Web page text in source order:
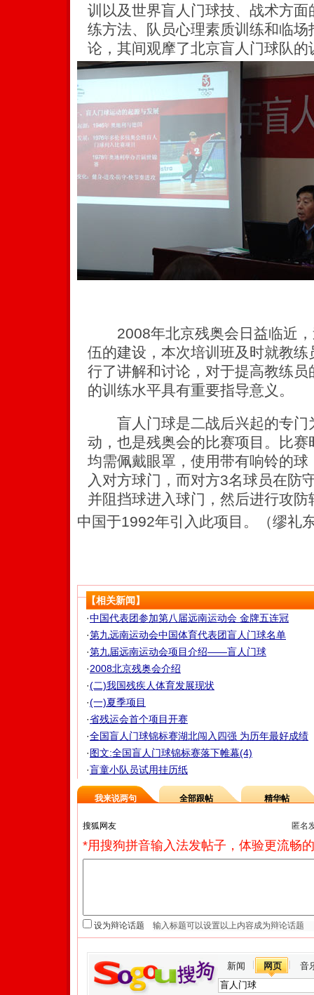
训以及世界盲人门球技、战术方
练方法、队员心理素质训练和临
论，其间观摩了北京盲人门球队的
2008年北京残奥会日益临近，
伍的建设，本次培训班及时就教
行了讲解和讨论，对于提高教练
的训练水平具有重要指导意义。
盲人门球是二战后兴起的专门
动，也是残奥会的比赛项目。比
均需佩戴眼罩，使用带有响铃的
入对方球门，而对方3名球员在防
并阻挡球进入球门，然后进行攻
中国于1992年引入此项目。（缪礼
【相关新闻】
·中国代表团参加第八届远南运动会 金牌五连冠
·第九远南运动会中国体育代表团盲人门球名单
·第九届远南运动会项目介绍——盲人门球
·2008北京残奥会介绍
·(二)我国残疾人体育发展现状
·(一)夏季项目
·省残运会首个项目开赛
·全国盲人门球锦标赛湖北闯入四强 为历年最好成绩
·图文:全国盲人门球锦标赛落下帷幕(4)
·盲童小队员试用挂历纸
我来说两句 全部跟帖 精华帖
匿名
*用搜狗拼音输入法发帖子，体验更流畅
设为辩论话题
新闻 网页 音